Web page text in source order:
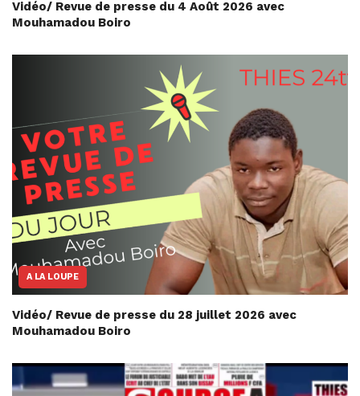
Vidéo/ Revue de presse du 4 Août 2026 avec
Mouhamadou Boiro
A LA LOUPE
Vidéo/ Revue de presse du 28 juillet 2026 avec
Mouhamadou Boiro